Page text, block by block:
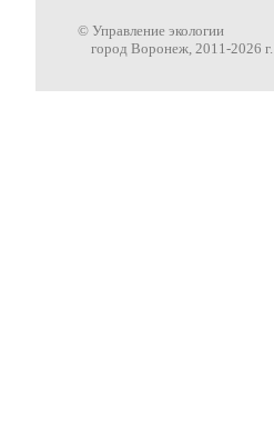
© Управление экологии
город Воронеж, 2011-2026 г.